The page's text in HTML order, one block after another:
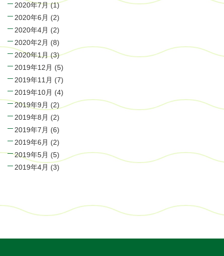
2020年7月(1)
2020年6月 (2)
2020年4月 (2)
2020年2月 (8)
2020年1月(3)
2019年12月 (5)
2019年11月 (7)
2019年10月 (4)
2019年9月 (2)
2019年8月 (2)
2019年7月 (6)
2019年6月 (2)
2019年5月 (5)
2019年4月 (3)